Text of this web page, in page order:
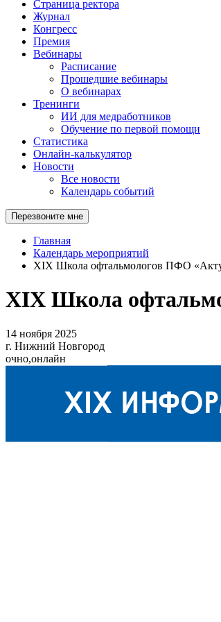
Страница ректора
Журнал
Конгресс
Премия
Вебинары
Расписание
Прошедшие вебинары
О вебинарах
Тренинги
ИИ для медработников
Обучение по первой помощи
Статистика
Онлайн-калькулятор
Новости
Все новости
Календарь событий
Перезвоните мне
Главная
Календарь мероприятий
XIX Школа офтальмологов ПФО
XIX Школа
14 ноября 2025
г. Нижний Новгород
очно,онлайн